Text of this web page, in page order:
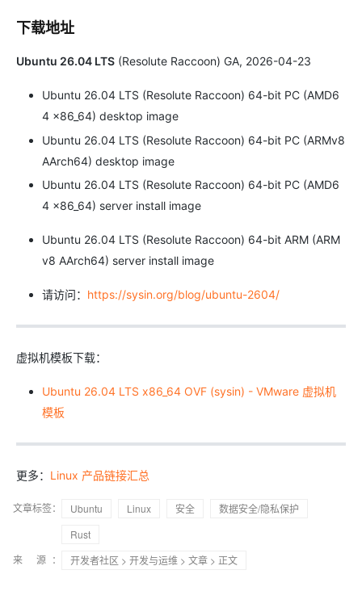
下载地址
Ubuntu 26.04 LTS (Resolute Raccoon) GA, 2026-04-23
Ubuntu 26.04 LTS (Resolute Raccoon) 64-bit PC (AMD6
4 x86_64) desktop image
Ubuntu 26.04 LTS (Resolute Raccoon) 64-bit PC (ARMv8
AArch64) desktop image
Ubuntu 26.04 LTS (Resolute Raccoon) 64-bit PC (AMD6
4 x86_64) server install image
Ubuntu 26.04 LTS (Resolute Raccoon) 64-bit ARM (ARM
v8 AArch64) server install image
请访问： https://sysin.org/blog/ubuntu-2604/
虚拟机模板下载：
Ubuntu 26.04 LTS x86_64 OVF (sysin) - VMware 虚拟机
模板
更多： Linux 产品链接汇总
文章标签： Ubuntu Linux 安全
数据安全/隐私保护
Rust
来 源：
开发者社区 > 开发与运维 > 文章 > 正文